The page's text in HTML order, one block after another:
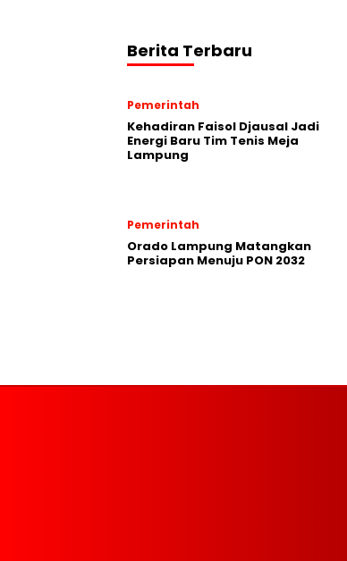
Berita Terbaru
Pemerintah
Kehadiran Faisol Djausal Jadi
Energi Baru Tim Tenis Meja
Lampung
Pemerintah
Orado Lampung Matangkan
Persiapan Menuju PON 2032